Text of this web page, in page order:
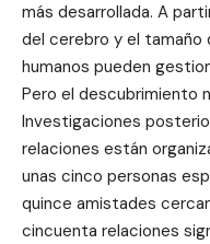
más desarrollada. A
del cerebro y el tamaño
humanos pueden
Pero el descubrimiento
Investigaciones
relaciones están
unas cinco personas
quince amistades
cincuenta relaciones